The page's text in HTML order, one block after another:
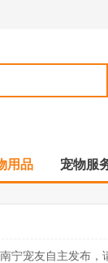
用品 宠物服
宠友自主发布，